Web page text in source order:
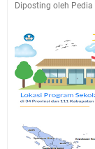
Diposting oleh